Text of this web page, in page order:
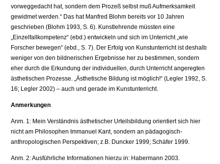
vorweggedacht hat, sondern dem Prozeß selbst muß Aufmerksamkeit
gewidmet werden.“ Das hat Manfred Blohm bereits vor 10 Jahren
geschrieben (Blohm 1993, S. 6). Kunstlehrende müssten eine
„Einzelfallkompetenz“ (ebd.) entwickeln und sich im Unterricht „wie
Forscher bewegen“ (ebd., S. 7). Der Erfolg von Kunstunterricht ist deshalb
weniger von den bildnerischen Ergebnisse her zu bestimmen, sondern
eher durch die Erkundung der individuellen, durch Unterricht angeregten
ästhetischen Prozesse. „Ästhetische Bildung ist möglich!“ (Legler 1992, S.
16; Legler 2002) – auch und gerade im Kunstunterricht.
Anmerkungen
Anm. 1: Mein Verständnis ästhetischer Urteilsbildung orientiert sich hier
nicht am Philosophen Immanuel Kant, sondern an pädagogisch-
anthropologischen Perspektiven; z.B. Duncker 1999; Schäfer 1999.
Anm. 2: Ausführliche Informationen hierzu in: Habermann 2003.